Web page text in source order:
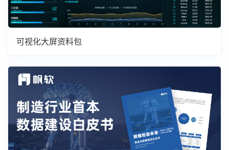
可视化大屏资料包